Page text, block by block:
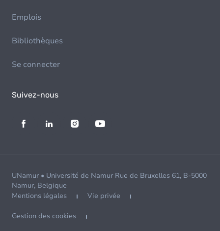
Emplois
Bibliothèques
Se connecter
Suivez-nous
UNamur • Université de Namur Rue de Bruxelles 61, B-5000
Namur, Belgique
Mentions légales
Vie privée
Gestion des cookies